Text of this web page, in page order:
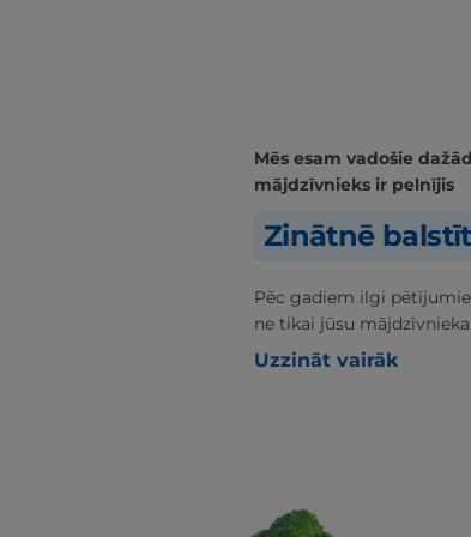
Mēs esam vadošie
mājdzīvnieks ir pelnījis
Zinātnē
Pēc gadiem ilgi
ne tikai jūsu
Uzzināt vairāk